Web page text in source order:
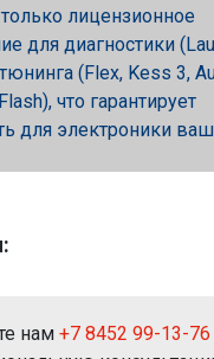
лицензионное
для диагностики
(Flex, Kess 3,
что гарантирует
для электроники
нам +7 8452 99-13-76